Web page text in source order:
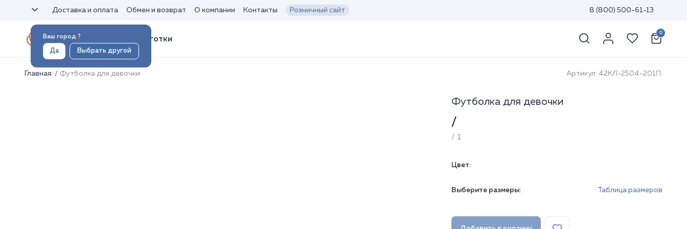
Ваш город ?
Да Выбрать другой
Доставка и оплата Обмен и возврат О компании Контакты Розничный сайт 8 (800) 500-61-13
Носки и колготки
0
Главная Футболка для девочки Артикул: 42КЛ-2504-201П.
Футболка для девочки
/
/ 1
Цвет:
Выберите размеры: Таблица размеров